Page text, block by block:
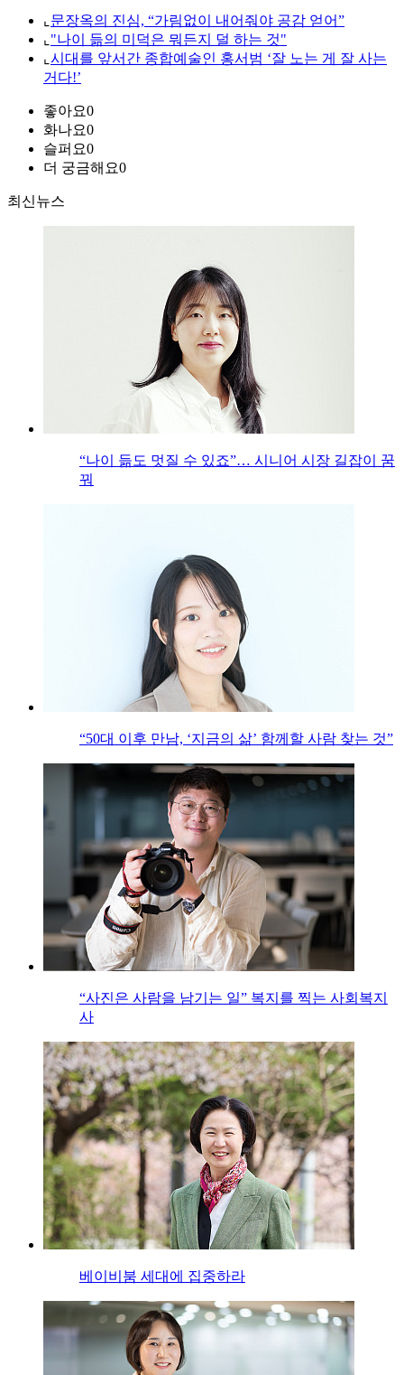
⌞ 문장옥의 진심, “가림없이 내어줘야 공감 얻어”
⌞ "나이 듦의 미덕은 뭐든지 덜 하는 것"
⌞ 시대를 앞서간 종합예술인 홍서범 ‘잘 노는 게 잘 사는
거다!’
좋아요0
화나요0
슬퍼요0
더 궁금해요0
최신뉴스
“나이 듦도 멋질 수 있죠”… 시니어 시장 길잡이 꿈
꿔
“50대 이후 만남, ‘지금의 삶’ 함께할 사람 찾는 것”
“사진은 사람을 남기는 일” 복지를 찍는 사회복지
사
베이비붐 세대에 집중하라